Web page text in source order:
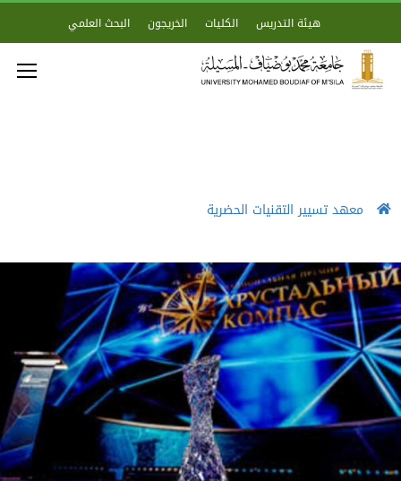
هيئة التدريس الكليات الخريجون البحث العلمي
معهد تسيير التقنيات الحضرية